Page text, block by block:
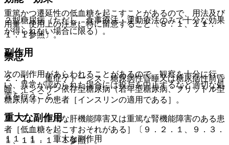
重篤かつ遷延性の低血糖を起こすことがあるので、用法及び
用量、使用上の注意に特に留意すること〔８．１、１１．
１．１参照〕。
禁忌
２．１． 重症ケトーシス、糖尿病性昏睡又は糖尿病性前昏
睡、インスリン依存型糖尿病（若年型糖尿病、ブリットル型
糖尿病等）の患者［インスリンの適用である］。
２．２． 重篤な肝機能障害又は重篤な腎機能障害のある患
者［低血糖を起こすおそれがある］〔９．２．１、９．３．
１、１１．１．１参照〕。
２型糖尿病（ただし、食事療法・運動療法のみで十分な効果
が得られない場合に限る）。
副作用
次の副作用があらわれることがあるので、観察を十分に行
い、異常が認められた場合には投与を中止するなど適切な処
置を行うこと。
重大な副作用
１１．１． 重大な副作用